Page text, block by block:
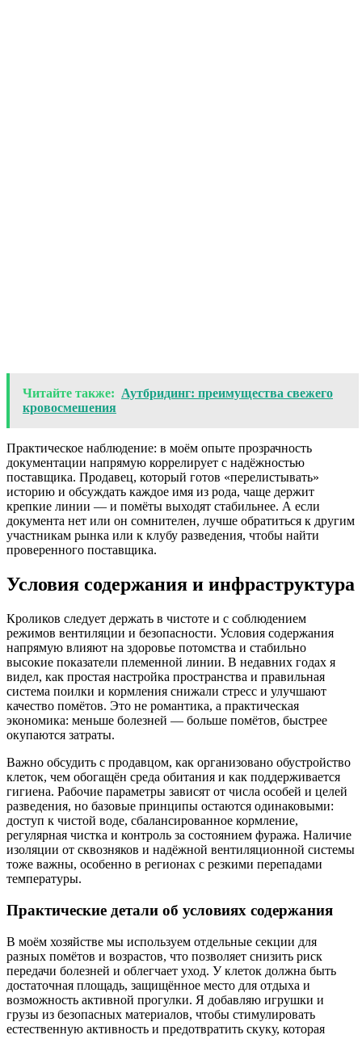
Читайте также: Аутбридинг: преимущества свежего
кровосмешения
Практическое наблюдение: в моём опыте прозрачность
документации напрямую коррелирует с надёжностью
поставщика. Продавец, который готов «перелистывать»
историю и обсуждать каждое имя из рода, чаще держит
крепкие линии — и помёты выходят стабильнее. А если
документа нет или он сомнителен, лучше обратиться к другим
участникам рынка или к клубу разведения, чтобы найти
проверенного поставщика.
Условия содержания и инфраструктура
Кроликов следует держать в чистоте и с соблюдением
режимов вентиляции и безопасности. Условия содержания
напрямую влияют на здоровье потомства и стабильно
высокие показатели племенной линии. В недавних годах я
видел, как простая настройка пространства и правильная
система поилки и кормления снижали стресс и улучшают
качество помётов. Это не романтика, а практическая
экономика: меньше болезней — больше помётов, быстрее
окупаются затраты.
Важно обсудить с продавцом, как организовано обустройство
клеток, чем обогащён среда обитания и как поддерживается
гигиена. Рабочие параметры зависят от числа особей и целей
разведения, но базовые принципы остаются одинаковыми:
доступ к чистой воде, сбалансированное кормление,
регулярная чистка и контроль за состоянием фуража. Наличие
изоляции от сквозняков и надёжной вентиляционной системы
тоже важны, особенно в регионах с резкими перепадами
температуры.
Практические детали об условиях содержания
В моём хозяйстве мы используем отдельные секции для
разных помётов и возрастов, что позволяет снизить риск
передачи болезней и облегчает уход. У клеток должна быть
достаточная площадь, защищённое место для отдыха и
возможность активной прогулки. Я добавляю игрушки и
грузы из безопасных материалов, чтобы стимулировать
естественную активность и предотвратить скуку, которая